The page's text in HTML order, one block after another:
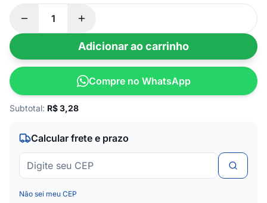
Adicionar ao carrinho
Compre no WhatsApp
Subtotal: R$3,28
Calcular frete e prazo
Não sei meu CEP